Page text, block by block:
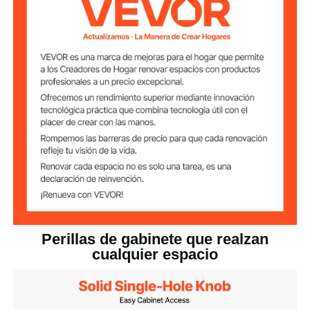
Negro
Material principal aleación de zinc
Peso neto 1,08 libras/0,49 kg
producto
pulgadas/30 x 30 x 25 mm
Perillas de gabinete que realzan
cualquier espacio